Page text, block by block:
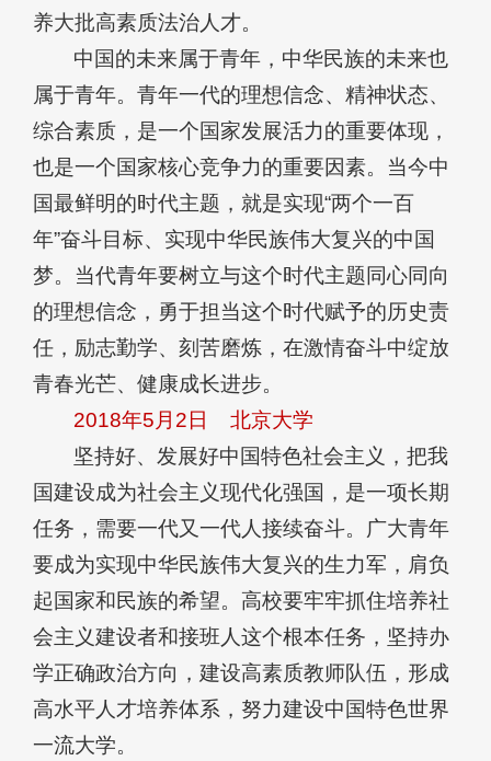
养大批高素质法治人才。
中国的未来属于青年，中华民族的未来也
属于青年。青年一代的理想信念、精神状态、
综合素质，是一个国家发展活力的重要体现，
也是一个国家核心竞争力的重要因素。当今中
国最鲜明的时代主题，就是实现“两个一百
年”奋斗目标、实现中华民族伟大复兴的中国
梦。当代青年要树立与这个时代主题同心同向
的理想信念，勇于担当这个时代赋予的历史责
任，励志勤学、刻苦磨炼，在激情奋斗中绽放
青春光芒、健康成长进步。
2018年5月2日北京大学
坚持好、发展好中国特色社会主义，把我
国建设成为社会主义现代化强国，是一项长期
任务，需要一代又一代人接续奋斗。广大青年
要成为实现中华民族伟大复兴的生力军，肩负
起国家和民族的希望。高校要牢牢抓住培养社
会主义建设者和接班人这个根本任务，坚持办
学正确政治方向，建设高素质教师队伍，形成
高水平人才培养体系，努力建设中国特色世界
一流大学。